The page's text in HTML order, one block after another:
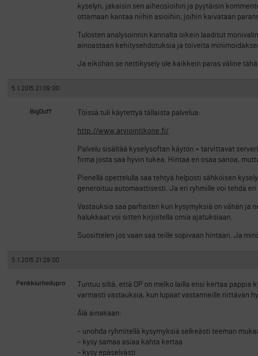
kyselyn, jakaisin sen aiheosioihin ja pyytäisin
ottamaan kantaa niihin asioihin, joihin kaivataan
Tulosten analysoinnin kannalta oikein laaditut
ainoastaan kehitysehdotuksia ja toiveita
Ja eiköhän se nettikysely ole kaikkein paras väline
5.1.2015 21:09:00
BigDuff Töissä tuli käytettyä tällaista palvelua:
http://www.arviointikone.fi/
Palvelu sisältää kyselysoftan käytön + tarvittavat
firma josta saa hyvin tukea. Hintaa en osaa sanoa,
Pienellä opettelulla saa tehtyä helposti sähköisen
generoituu automaattisesti. Ja eri ryhmille voi tehdä eri
Vastauksia saa parhaiten kun kysymyksiä on vähän
halukkaat voi sitten kirjoitella omia ajatuksiaan.
Suosittelen jos vaan saa teille sopivaan hintaan. Ja
5.1.2015 21:29:00
Penkkiurheilupro
Tuntuu siltä, että OP on melko lailla ensi kertaa
varmasti vastauksia, kun lupaat vastanneille riittävän
Älä ainakaan:
– unohda ryhmitellä kysymyksiä selkeästi teeman
– kysy samaa asiaa kahta kertaa
– kysy epäselvästi